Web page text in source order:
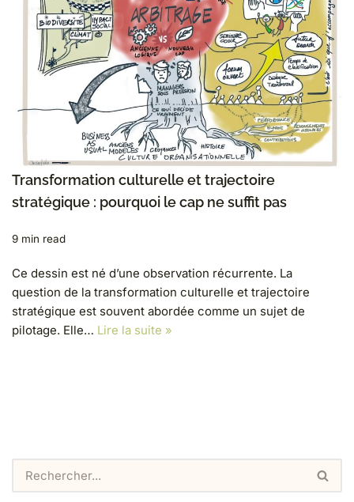
Transformation culturelle et trajectoire
stratégique : pourquoi le cap ne suffit pas
9 min read
Ce dessin est né d’une observation récurrente. La
question de la transformation culturelle et trajectoire
stratégique est souvent abordée comme un sujet de
pilotage. Elle… Lire la suite »